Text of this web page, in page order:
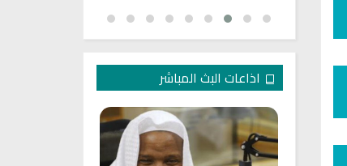
اذاعات البث المباشر